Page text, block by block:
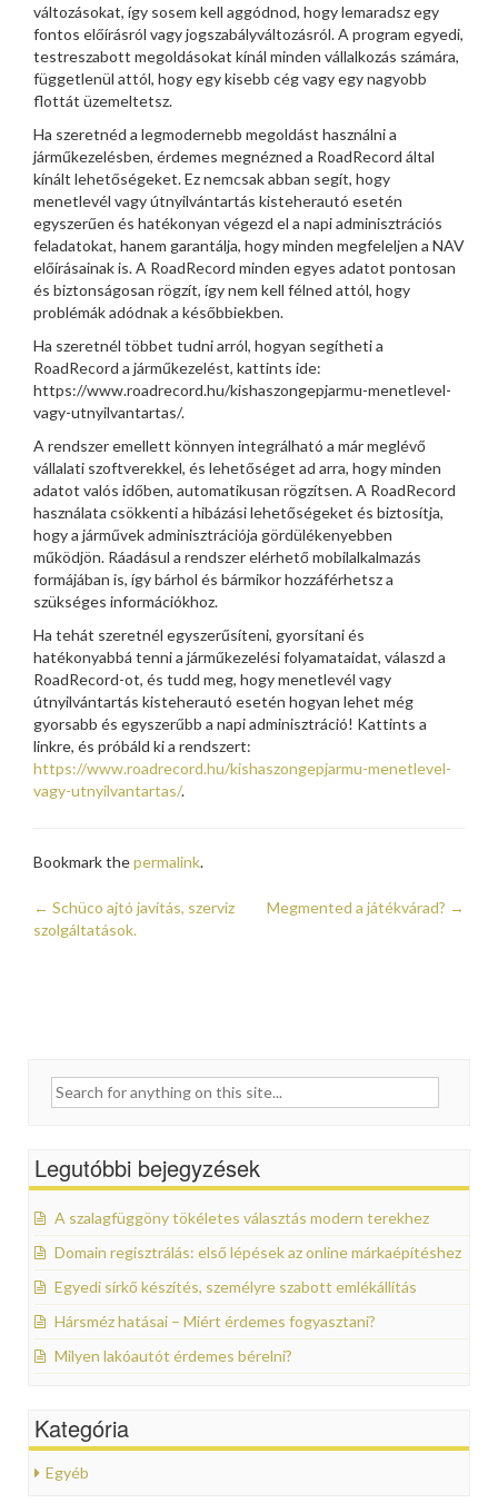
változásokat, így sosem kell aggódnod, hogy lemaradsz egy
fontos előírásról vagy jogszabályváltozásról. A program egyedi,
testreszabott megoldásokat kínál minden vállalkozás számára,
függetlenül attól, hogy egy kisebb cég vagy egy nagyobb
flottát üzemeltetsz.
Ha szeretnéd a legmodernebb megoldást használni a
járműkezelésben, érdemes megnézned a RoadRecord által
kínált lehetőségeket. Ez nemcsak abban segít, hogy
menetlevél vagy útnyilvántartás kisteherautó esetén
egyszerűen és hatékonyan végezd el a napi adminisztrációs
feladatokat, hanem garantálja, hogy minden megfeleljen a NAV
előírásainak is. A RoadRecord minden egyes adatot pontosan
és biztonságosan rögzít, így nem kell félned attól, hogy
problémák adódnak a későbbiekben.
Ha szeretnél többet tudni arról, hogyan segítheti a
RoadRecord a járműkezelést, kattints ide:
https://www.roadrecord.hu/kishaszongepjarmu-menetlevel-
vagy-utnyilvantartas/.
A rendszer emellett könnyen integrálható a már meglévő
vállalati szoftverekkel, és lehetőséget ad arra, hogy minden
adatot valós időben, automatikusan rögzítsen. A RoadRecord
használata csökkenti a hibázási lehetőségeket és biztosítja,
hogy a járművek adminisztrációja gördülékenyebben
működjön. Ráadásul a rendszer elérhető mobilalkalmazás
formájában is, így bárhol és bármikor hozzáférhetsz a
szükséges információkhoz.
Ha tehát szeretnél egyszerűsíteni, gyorsítani és
hatékonyabbá tenni a járműkezelési folyamataidat, válaszd a
RoadRecord-ot, és tudd meg, hogy menetlevél vagy
útnyilvántartás kisteherautó esetén hogyan lehet még
gyorsabb és egyszerűbb a napi adminisztráció! Kattints a
linkre, és próbáld ki a rendszert:
https://www.roadrecord.hu/kishaszongepjarmu-menetlevel-
vagy-utnyilvantartas/.
Bookmark thepermalink.
Post navigation
← Schüco ajtó javítás, szerviz
szolgáltatások.
Megmented a játékvárad? →
Search for:
Legutóbbi bejegyzések
A szalagfüggöny tökéletes választás modern terekhez
Domain regisztrálás: első lépések az online márkaépítéshez
Egyedi sírkő készítés, személyre szabott emlékállítás
Hársméz hatásai – Miért érdemes fogyasztani?
Milyen lakóautót érdemes bérelni?
Kategória
Egyéb